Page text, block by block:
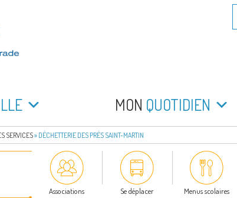
LA PEYRADE
MON QUOTIDIEN
SERVICES» DÉCHETTERIE DES PRÈS SAINT-MARTIN
Associations Se déplacer Menus scolaires